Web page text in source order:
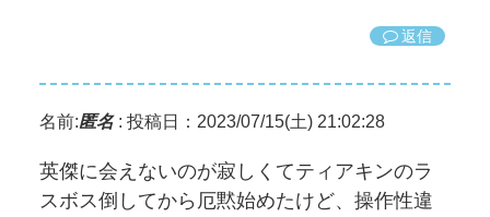
返信
名前:匿名: 投稿日：2023/07/15(土) 21:02:28
英傑に会えないのが寂しくてティアキンのラ
スボス倒してから厄黙始めたけど、操作性違